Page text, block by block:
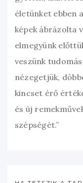
életünket ebben
képek ábrázolta
elmegyünk
veszünk
nézegetjük,
kincset érő
és új
szépségét.”